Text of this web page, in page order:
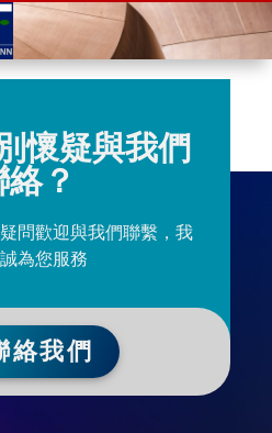
A端)
懷疑與我們
？
問歡迎與我們聯繫，我
為您服務
絡我們